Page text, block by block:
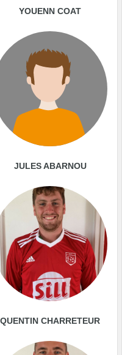
YOUENN COAT
JULES ABARNOU
QUENTIN CHARRETEUR